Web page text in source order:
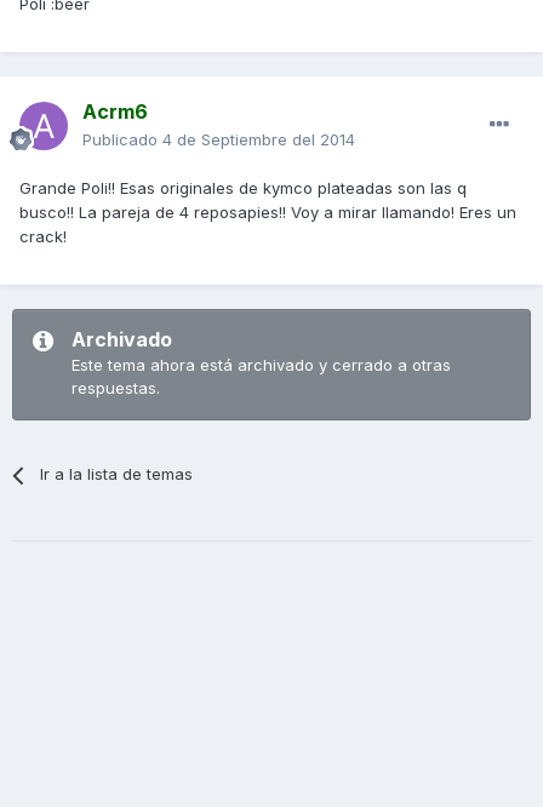
Poli :beer
Acrm6
Publicado 4 de Septiembre del 2014
Grande Poli!! Esas originales de kymco plateadas son las q
busco!! La pareja de 4 reposapies!! Voy a mirar llamando! Eres un
crack!
Archivado
Este tema ahora está archivado y cerrado a otras
respuestas.
Ir a la lista de temas